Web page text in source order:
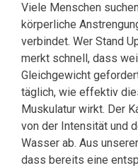
Viele Menschen
körperliche
verbindet. Wer Stand
merkt schnell, dass
Gleichgewicht
täglich, wie effektiv
Muskulatur wirkt. Der
von der Intensität und
Wasser ab. Aus
dass bereits eine